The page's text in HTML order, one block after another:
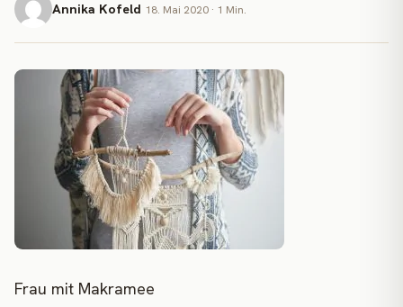
Annika Kofeld 18. Mai 2020 · 1 Min.
Frau mit Makramee